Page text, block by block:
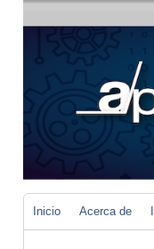
Inicio Acerca de